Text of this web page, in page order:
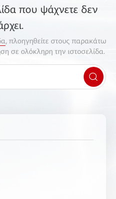
που ψάχνετε δεν
, πλοηγηθείτε στους παρακάτω
σε ολόκληρη την ιστοσελίδα.